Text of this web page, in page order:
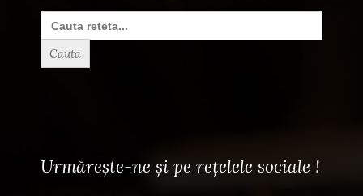
Search
for:
Urmărește-ne și pe rețelele sociale !